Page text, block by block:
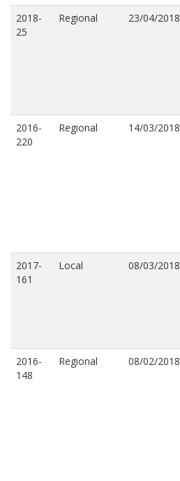
2018-
25
Regional 23/04/2018
2016-
220
Regional 14/03/2018
2017-
161
Local 08/03/2018
2016-
148
Regional 08/02/2018